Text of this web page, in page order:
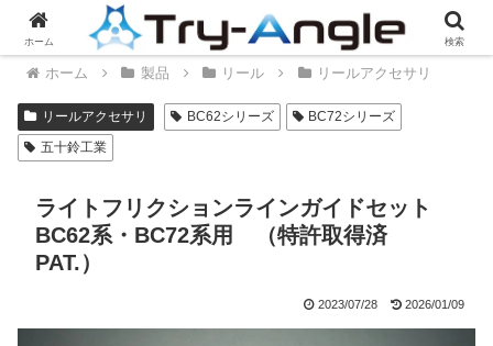
ホーム 製品 リール リールアクセサリ
リールアクセサリ BC62シリーズ
BC72シリーズ
五十鈴工業
ライトフリクションラインガイドセット
BC62系・BC72系用 （特許取得済
PAT.）
2023/07/28 2026/01/09
ホーム 検索